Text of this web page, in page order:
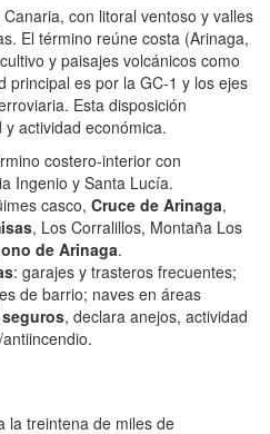
con litoral ventoso y valles
El término reúne costa (Arinaga,
y paisajes volcánicos como
principal es por la GC‑1 y los ejes
Esta disposición
actividad económica.
costero‑interior con
Ingenio y Santa Lucía.
casco, Cruce de Arinaga,
, Los Corralillos, Montaña Los
de Arinaga.
: garajes y trasteros frecuentes;
de barrio; naves en áreas
, declara anejos, actividad
la treintena de miles de